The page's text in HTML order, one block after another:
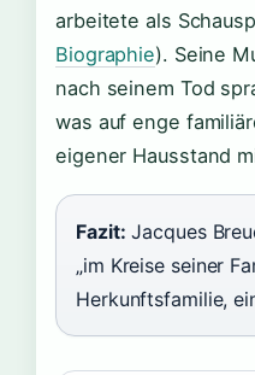
arbeitete als
Biographie). Seine
nach seinem Tod
was auf enge
eigener Hausstand
Fazit: Jacques
„im Kreise seiner
Herkunftsfamilie,